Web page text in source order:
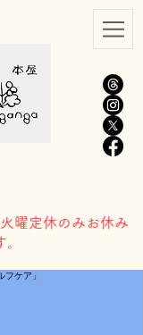
曜定休のみお休み
。